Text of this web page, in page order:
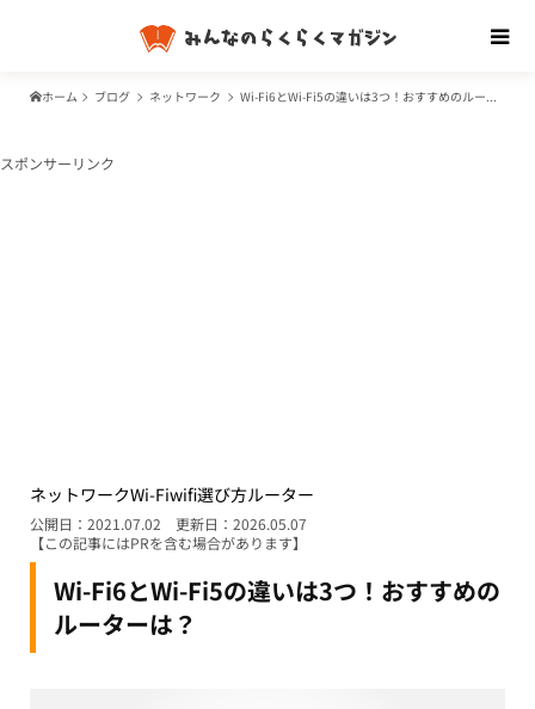
ホーム ブログ ネットワーク Wi-Fi6とWi-Fi5の違いは3つ！おすすめのルーターは？
スポンサーリンク
ネットワークWi-Fiwifi選び方ルーター
Wi-Fi6とWi-Fi5の違いは3つ！おすすめの
ルーターは？
公開日：2021.07.02
更新日：2026.05.07
【この記事にはPRを含む場合があります】